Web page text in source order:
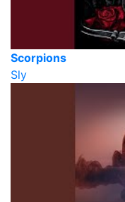
Scorpions
Sly